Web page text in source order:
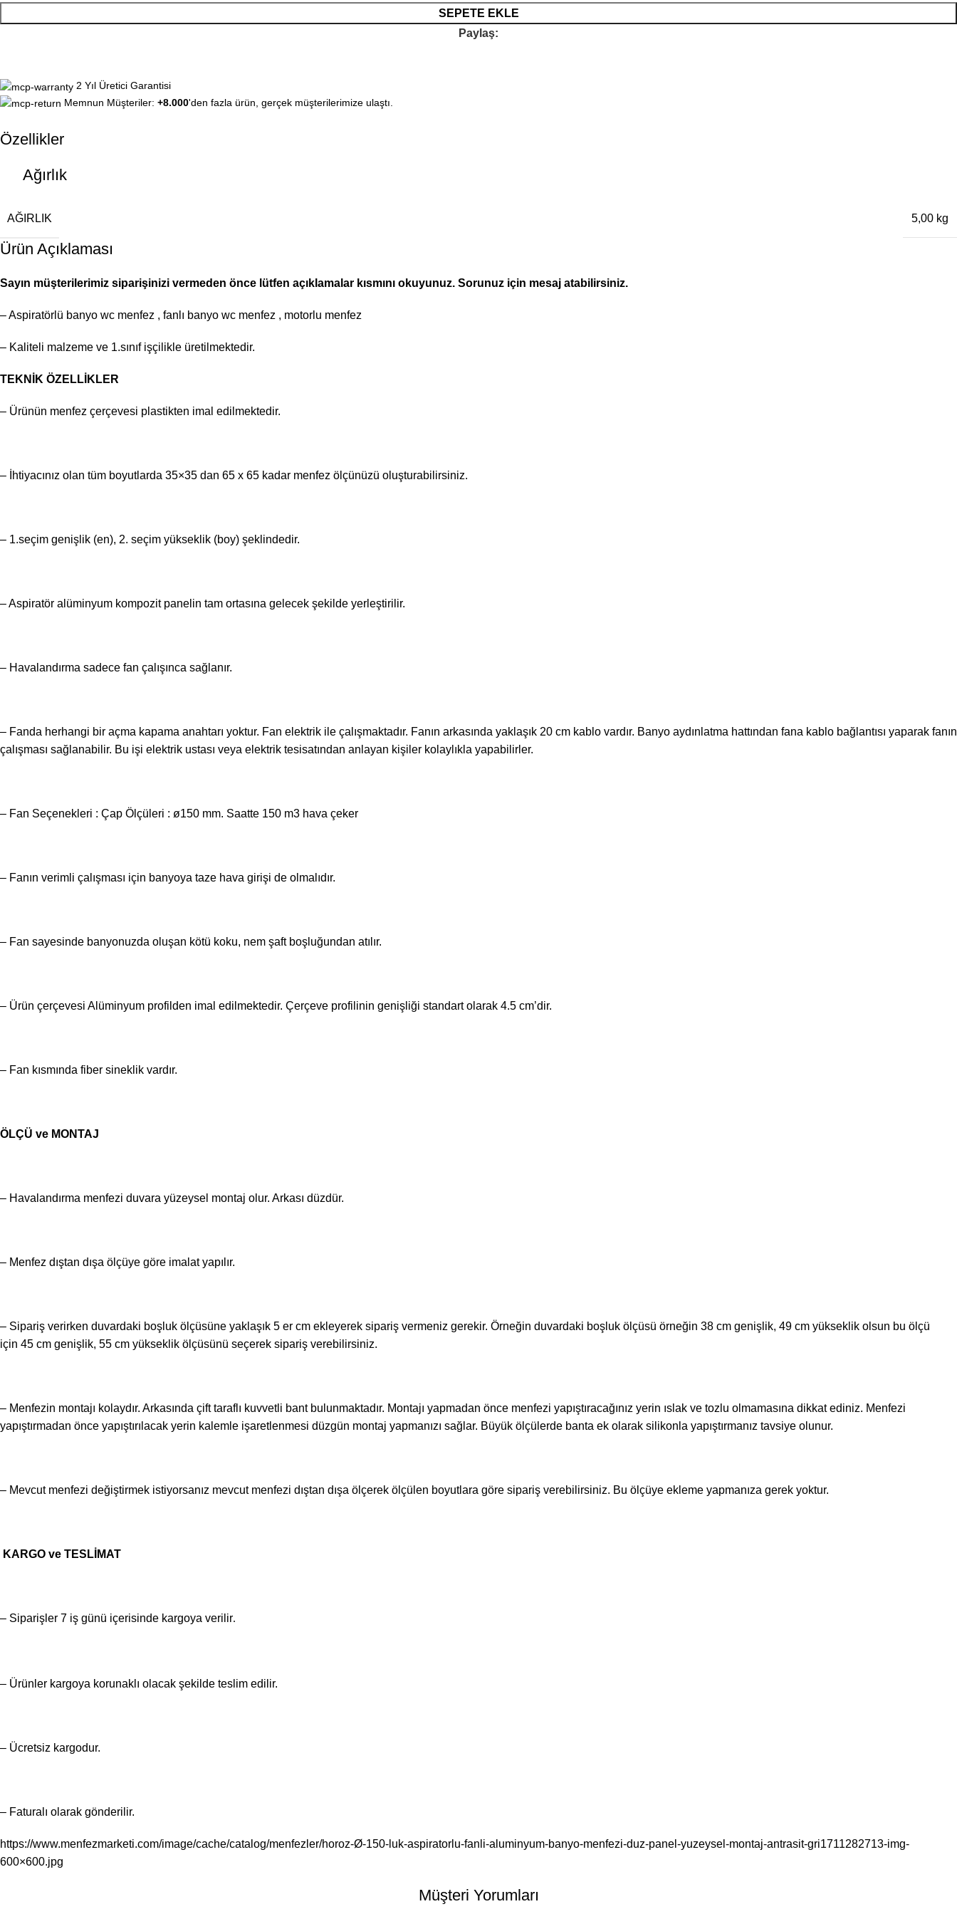
SEPETE EKLE
Paylaş:
2 Yıl Üretici Garantisi
Memnun Müşteriler: +8.000'den fazla ürün, gerçek müşterilerimize ulaştı.
Özellikler
Ağırlık
AĞIRLIK 5,00 kg
Ürün Açıklaması
Sayın müşterilerimiz siparişinizi vermeden önce lütfen açıklamalar kısmını okuyunuz. Sorunuz için mesaj atabilirsiniz.
– Aspiratörlü banyo wc menfez , fanlı banyo wc menfez , motorlu menfez
– Kaliteli malzeme ve 1.sınıf işçilikle üretilmektedir.
TEKNİK ÖZELLİKLER
– Ürünün menfez çerçevesi plastikten imal edilmektedir.
– İhtiyacınız olan tüm boyutlarda 35×35 dan 65 x 65 kadar menfez ölçünüzü oluşturabilirsiniz.
– 1.seçim genişlik (en), 2. seçim yükseklik (boy) şeklindedir.
– Aspiratör alüminyum kompozit panelin tam ortasına gelecek şekilde yerleştirilir.
– Havalandırma sadece fan çalışınca sağlanır.
– Fanda herhangi bir açma kapama anahtarı yoktur. Fan elektrik ile çalışmaktadır. Fanın arkasında yaklaşık 20 cm kablo vardır. Banyo aydınlatma hattından fana kablo bağlantısı yaparak fanın
çalışması sağlanabilir. Bu işi elektrik ustası veya elektrik tesisatından anlayan kişiler kolaylıkla yapabilirler.
– Fan Seçenekleri : Çap Ölçüleri : ø150 mm. Saatte 150 m3 hava çeker
– Fanın verimli çalışması için banyoya taze hava girişi de olmalıdır.
– Fan sayesinde banyonuzda oluşan kötü koku, nem şaft boşluğundan atılır.
– Ürün çerçevesi Alüminyum profilden imal edilmektedir. Çerçeve profilinin genişliği standart olarak 4.5 cm’dir.
– Fan kısmında fiber sineklik vardır.
ÖLÇÜ ve MONTAJ
– Havalandırma menfezi duvara yüzeysel montaj olur. Arkası düzdür.
– Menfez dıştan dışa ölçüye göre imalat yapılır.
– Sipariş verirken duvardaki boşluk ölçüsüne yaklaşık 5 er cm ekleyerek sipariş vermeniz gerekir. Örneğin duvardaki boşluk ölçüsü örneğin 38 cm genişlik, 49 cm yükseklik olsun bu ölçü
için 45 cm genişlik, 55 cm yükseklik ölçüsünü seçerek sipariş verebilirsiniz.
– Menfezin montajı kolaydır. Arkasında çift taraflı kuvvetli bant bulunmaktadır. Montajı yapmadan önce menfezi yapıştıracağınız yerin ıslak ve tozlu olmamasına dikkat ediniz. Menfezi
yapıştırmadan önce yapıştırılacak yerin kalemle işaretlenmesi düzgün montaj yapmanızı sağlar. Büyük ölçülerde banta ek olarak silikonla yapıştırmanız tavsiye olunur.
– Mevcut menfezi değiştirmek istiyorsanız mevcut menfezi dıştan dışa ölçerek ölçülen boyutlara göre sipariş verebilirsiniz. Bu ölçüye ekleme yapmanıza gerek yoktur.
KARGO ve TESLİMAT
– Siparişler 7 iş günü içerisinde kargoya verilir.
– Ürünler kargoya korunaklı olacak şekilde teslim edilir.
– Ücretsiz kargodur.
– Faturalı olarak gönderilir.
https://www.menfezmarketi.com/image/cache/catalog/menfezler/horoz-Ø-150-luk-aspiratorlu-fanli-aluminyum-banyo-menfezi-duz-panel-yuzeysel-montaj-antrasit-gri1711282713-img-
600×600.jpg
Müşteri Yorumları